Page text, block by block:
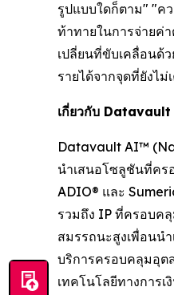
รูปแบบใดก็ตาม" "ค
ท้าทายในการจ่ายค่
เปลี่ยนที่ขับเคลื่อนด้
รายได้จากจุดที่ยัง
เกี่ยวกับ
Datavault AI™
นำเสนอโซลูชันที่คร
ADIO® และ
รวมถึง IP ที่ครอบค
สมรรถนะสูงเพื่อนน
บริการครอบคลุมอุต
เทคโนโลยีทางการ